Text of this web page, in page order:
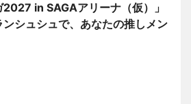
2027 in SAGAアリーナ（仮）」
シュシュで、あなたの推しメン